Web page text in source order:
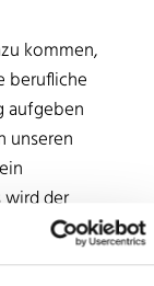
kommen,
berufliche
aufgeben
unseren
wird der
um eine